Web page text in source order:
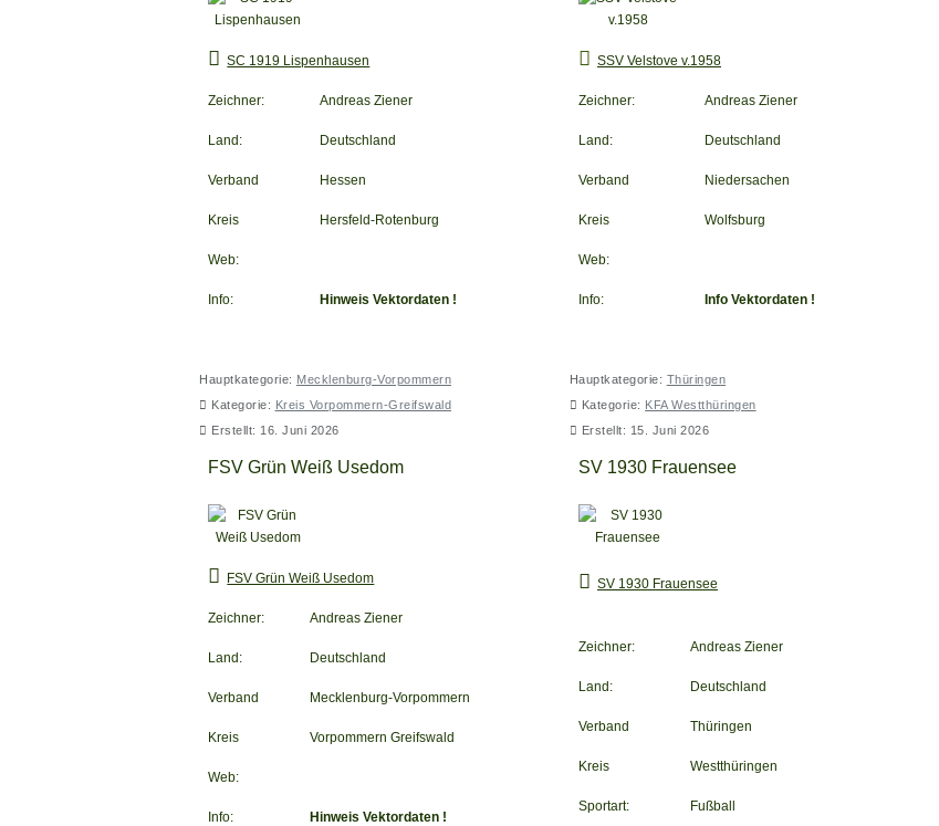
SC 1919 Lispenhausen
Zeichner: Andreas Ziener
Land: Deutschland
Verband Hessen
Kreis Hersfeld-Rotenburg
Web:
Info: Hinweis Vektordaten !
SSV Velstove v.1958
Zeichner: Andreas Ziener
Land: Deutschland
Verband Niedersachen
Kreis Wolfsburg
Web:
Info: Info Vektordaten !
Hauptkategorie: Mecklenburg-Vorpommern
Kategorie: Kreis Vorpommern-Greifswald
Erstellt: 16. Juni 2026
FSV Grün Weiß Usedom
FSV Grün Weiß Usedom
Zeichner: Andreas Ziener
Land: Deutschland
Verband Mecklenburg-Vorpommern
Kreis Vorpommern Greifswald
Web:
Info: Hinweis Vektordaten !
Hauptkategorie: Thüringen
Kategorie: KFA Westthüringen
Erstellt: 15. Juni 2026
SV 1930 Frauensee
SV 1930 Frauensee
Zeichner: Andreas Ziener
Land: Deutschland
Verband Thüringen
Kreis Westthüringen
Sportart: Fußball